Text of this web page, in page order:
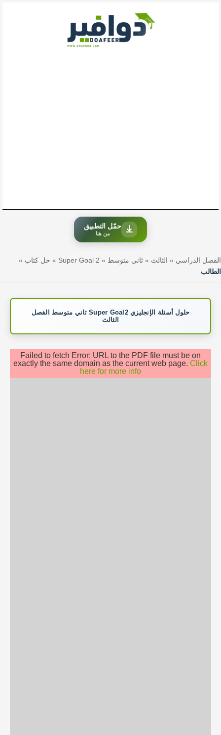
حمّل التطبيق
من هنا
الفصل الدراسي » الثالث » ثاني متوسط »
Super Goal 2
» حل كتاب »
الطالب
حلول أسئلة الإنجليزي Super Goal2 ثاني متوسط الفصل
الثالث
Failed to fetch Error: URL to the PDF file must be on
exactly the same domain as the current web page. Click
here for more info